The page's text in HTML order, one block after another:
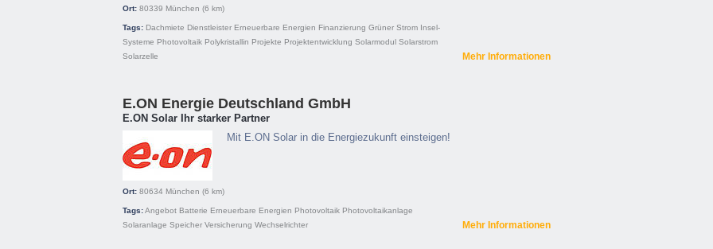
Ort: 80339 München (6 km)
Tags: Dachmiete Dienstleister Erneuerbare Energien Finanzierung Grüner Strom Insel-
Systeme Photovoltaik Polykristallin Projekte Projektentwicklung Solarmodul Solarstrom
Solarzelle
Mehr Informationen
E.ON Energie Deutschland GmbH
E.ON Solar Ihr starker Partner
Mit E.ON Solar in die Energiezukunft einsteigen!
Ort: 80634 München (6 km)
Tags:Angebot Batterie Erneuerbare Energien Photovoltaik Photovoltaikanlage
Solaranlage Speicher Versicherung Wechselrichter Mehr Informationen